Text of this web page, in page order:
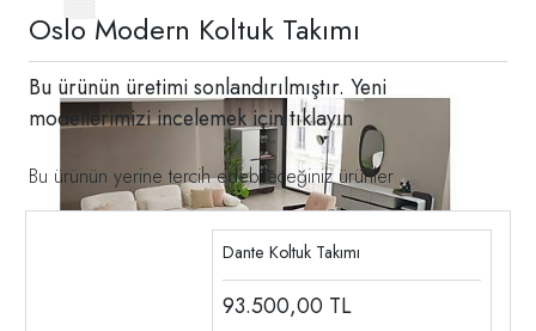
Oslo Modern Koltuk Takımı
Bu ürünün üretimi sonlandırılmıştır. Yeni
modellerimizi incelemek içintıklayın
Bu ürünün yerine tercih edebileceğiniz ürünler
Dante Koltuk Takımı
93.500,00 TL